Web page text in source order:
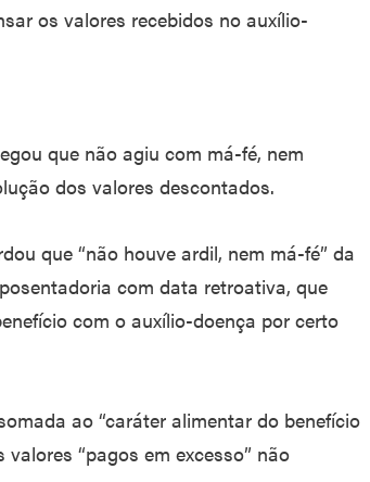
os valores recebidos no auxílio-
que não agiu com má-fé, nem
dos valores descontados.
que “não houve ardil, nem má-fé” da
com data retroativa, que
com o auxílio-doença por certo
ao “caráter alimentar do benefício
“pagos em excesso” não